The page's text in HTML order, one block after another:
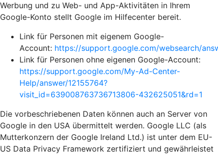
Werbung und zu Web- und App-Aktivitäten in Ihrem
Google-Konto stellt Google im Hilfecenter bereit.
Link für Personen mit eigenem Google-
Account: https://support.google.com/websearch/
Link für Personen ohne eigenen Google-Account:
https://support.google.com/My-Ad-Center-
Help/answer/12155764?
visit_id=639008763736713806-432625051&rd=1
Die vorbeschriebenen Daten können auch an Server von
Google in den USA übermittelt werden. Google LLC (als
Mutterkonzern der Google Ireland Ltd.) ist unter dem EU-
US Data Privacy Framework zertifiziert und gewährleistet